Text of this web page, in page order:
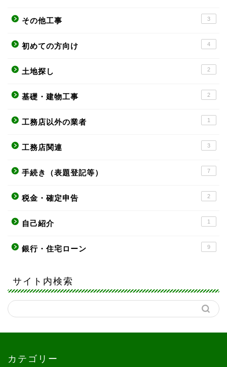
その他工事 3
初めての方向け 4
土地探し 2
基礎・建物工事 2
工務店以外の業者 1
工務店関連 3
手続き（表題登記等） 7
税金・確定申告 2
自己紹介 1
銀行・住宅ローン 9
サイト内検索
カテゴリー